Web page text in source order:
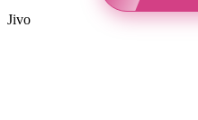
Jivo